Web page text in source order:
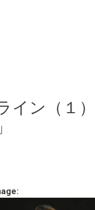
イン（１）